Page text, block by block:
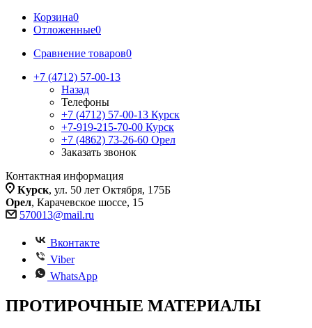
Корзина0
Отложенные0
Сравнение товаров0
+7 (4712) 57-00-13
Назад
Телефоны
+7 (4712) 57-00-13 Курск
+7-919-215-70-00 Курск
+7 (4862) 73-26-60 Орел
Заказать звонок
Контактная информация
Курск, ул. 50 лет Октября, 175Б
Орел, Карачевское шоссе, 15
570013@mail.ru
Вконтакте
Viber
WhatsApp
ПРОТИРОЧНЫЕ МАТЕРИАЛЫ